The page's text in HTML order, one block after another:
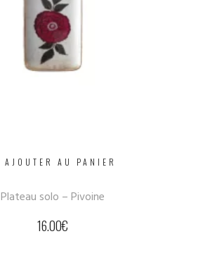
AJOUTER AU PANIER
Plateau solo – Pivoine
16.00€